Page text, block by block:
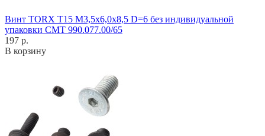
Винт TORX T15 M3,5x6,0x8,5 D=6 без индивидуальной
упаковки CMT 990.077.00/65
197 р.
В корзину